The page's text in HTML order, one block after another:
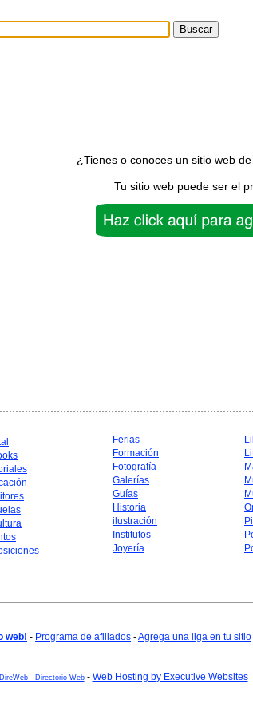
¿Tienes o conoces un sitio web de
Tu sitio web puede ser el
Ferias
Formación
Fotografía
Galerías
Guías
Historia
ilustración
Institutos
Joyería
web! - Programa de afiliados -Agrega una liga en tu sitio
DireWeb - Directorio Web- Web Hosting by Executive Websites